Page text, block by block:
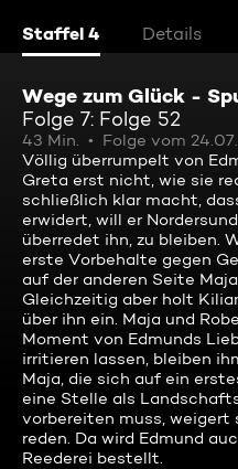
Staffel 4 Details
Wege zum Glück -
Folge 7: Folge 52
43 Min. Folge vom
Völlig überrumpelt von
Greta erst nicht, wie sie
schließlich klar macht,
erwidert, will er
überredet ihn, zu bleiben.
erste Vorbehalte gegen
auf der anderen Seite
Gleichzeitig aber holt
über ihn ein. Maja und
Moment von Edmunds
irritieren lassen, bleiben
Maja, die sich auf ein
eine Stelle als
vorbereiten muss, weigert
reden. Da wird Edmund
Reederei bestellt.